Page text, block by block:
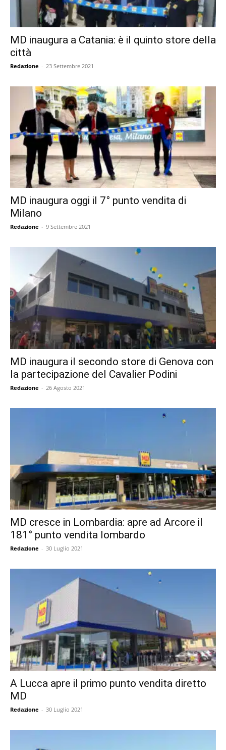
MD inaugura a Catania: è il quinto store della
città
Redazione - 23 Settembre 2021
MD inaugura oggi il 7° punto vendita di
Milano
Redazione - 9 Settembre 2021
MD inaugura il secondo store di Genova con
la partecipazione del Cavalier Podini
Redazione - 26 Agosto 2021
MD cresce in Lombardia: apre ad Arcore il
181° punto vendita lombardo
Redazione - 30 Luglio 2021
A Lucca apre il primo punto vendita diretto
MD
Redazione - 30 Luglio 2021